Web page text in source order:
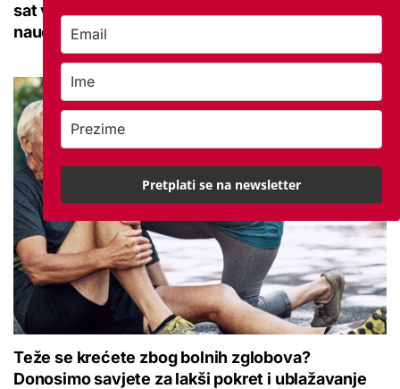
sat vremena: Bila sam na njemu, evo što me
naučio
Teže se krećete zbog bolnih zglobova?
Donosimo savjete za lakši pokret i ublažavanje
Pretplati se na newsletter